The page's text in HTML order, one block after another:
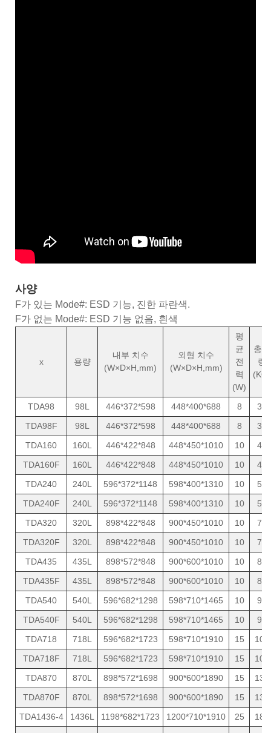
사양
F가 있는 Mode#: ESD 기능, 진한 파란색.
F가 없는 Mode#: ESD 기능 없음, 흰색
x 용량
내부 치수
(W×D×H,mm)
외형 치수
(W×D×H,mm)
평
균
전
력
(W)
총중
량
(KG)
TDA98 98L 446*372*598 448*400*688 8
31
TDA98F
98L 446*372*598 448*400*688 8
31
TDA160
160L 446*422*848 448*450*1010 10
43
TDA160F
160L 446*422*848 448*450*1010 10
43
TDA240
240L 596*372*1148 598*400*1310 10
57
TDA240F
240L 596*372*1148 598*400*1310 10
57
TDA320
320L 898*422*848 900*450*1010 10
70
TDA320F
320L 898*422*848 900*450*1010 10
70
TDA435
435L 898*572*848 900*600*1010 10
82
TDA435F
435L 898*572*848 900*600*1010 10
82
TDA540
540L 596*682*1298 598*710*1465 10
95
TDA540F
540L 596*682*1298 598*710*1465 10
95
TDA718
718L 596*682*1723 598*710*1910 15
105
TDA718F
718L 596*682*1723 598*710*1910 15
105
TDA870
870L 898*572*1698 900*600*1890 15
130
TDA870F
870L 898*572*1698 900*600*1890 15
130
TDA1436-4
1436L 1198*682*1723 1200*710*1910 25
189